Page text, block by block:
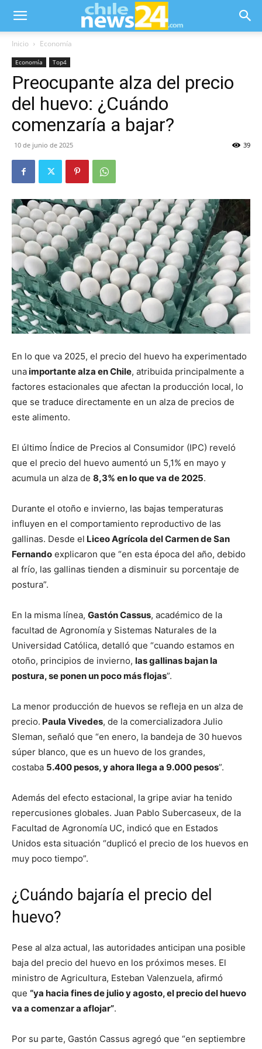
Inicio Economía
Economía Top4
Preocupante alza del precio
del huevo: ¿Cuándo
comenzaría a bajar?
10 de junio de 2025 39
En lo que va 2025, el precio del huevo ha experimentado
unaimportante alza en Chile, atribuida principalmente a
factores estacionales que afectan la producción local, lo
que se traduce directamente en un alza de precios de
este alimento.
El último Índice de Precios al Consumidor (IPC) reveló
que el precio del huevo aumentó un 5,1% en mayo y
acumula un alza de 8,3% en lo que va de 2025.
Durante el otoño e invierno, las bajas temperaturas
influyen en el comportamiento reproductivo de las
gallinas. Desde el Liceo Agrícola del Carmen de San
Fernando explicaron que “en esta época del año, debido
al frío, las gallinas tienden a disminuir su porcentaje de
postura”.
En la misma línea, Gastón Cassus, académico de la
facultad de Agronomía y Sistemas Naturales de la
Universidad Católica, detalló que “cuando estamos en
otoño, principios de invierno, las gallinas bajan la
postura, se ponen un poco más flojas”.
La menor producción de huevos se refleja en un alza de
precio. Paula Vivedes, de la comercializadora Julio
Sleman, señaló que “en enero, la bandeja de 30 huevos
súper blanco, que es un huevo de los grandes,
costaba 5.400 pesos, y ahora llega a 9.000 pesos”.
Además del efecto estacional, la gripe aviar ha tenido
repercusiones globales. Juan Pablo Subercaseux, de la
Facultad de Agronomía UC, indicó que en Estados
Unidos esta situación “duplicó el precio de los huevos en
muy poco tiempo”.
¿Cuándo bajaría el precio del
huevo?
Pese al alza actual, las autoridades anticipan una posible
baja del precio del huevo en los próximos meses. El
ministro de Agricultura, Esteban Valenzuela, afirmó
que “ya hacia fines de julio y agosto, el precio del huevo
va a comenzar a aflojar”.
Por su parte, Gastón Cassus agregó que “en septiembre